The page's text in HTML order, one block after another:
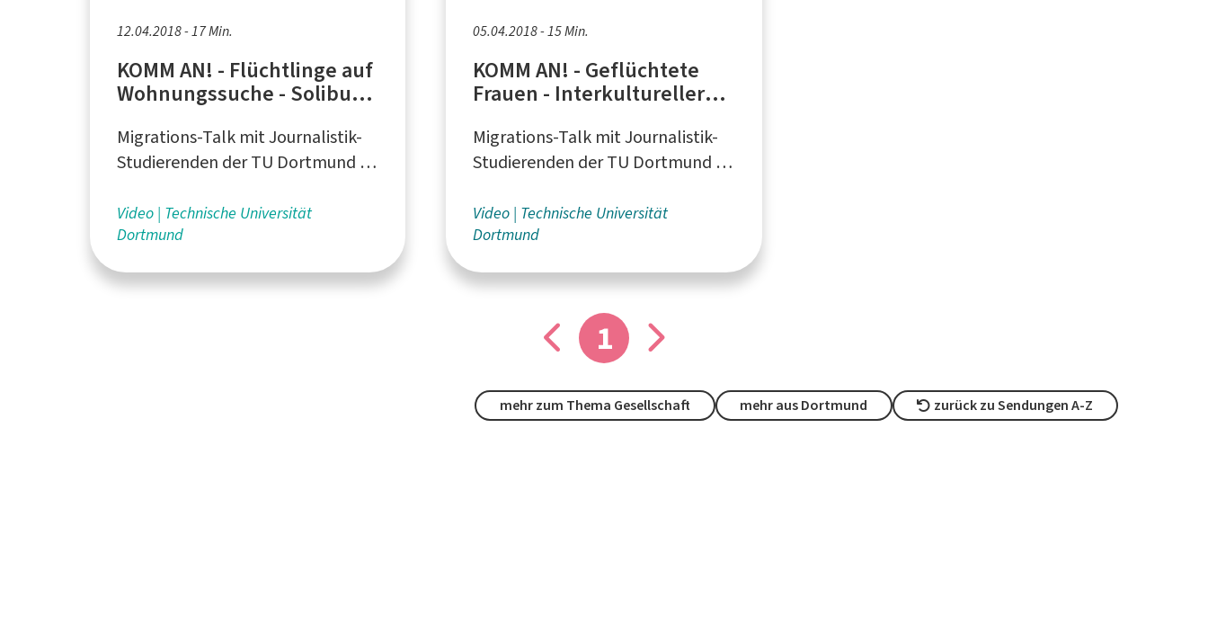
12.04.2018 - 17 Min.
KOMM AN! - Flüchtlinge auf
Wohnungssuche - Solibund
Migrations-Talk mit Journalistik-
Studierenden der TU Dortmund in
Bundesverband NeMO e.V. und der
FH Dortmund
Video Technische Universität
Dortmund
05.04.2018 - 15 Min.
KOMM AN! - Geflüchtete
Frauen - Interkultureller
Bielefeld
Migrations-Talk mit Journalistik-
Studierenden der TU Dortmund in
Bundesverband NeMO e.V. und der
FH Dortmund
Video Technische Universität
Dortmund
1
mehr zum Thema Gesellschaft mehr aus Dortmund zurück zu Sendungen A-Z